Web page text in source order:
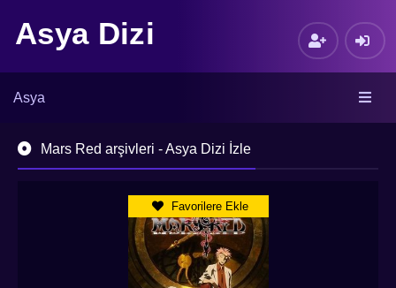
Asya Dizi
Asya
Mars Red arşivleri - Asya Dizi İzle
Favorilere Ekle